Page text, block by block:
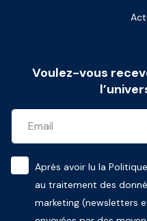
Voulez-vous
Après avoir lu la
au traitement des
marketing (newsletters